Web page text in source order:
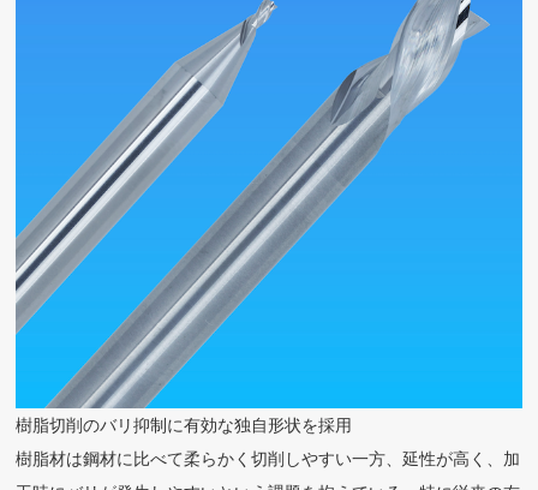
樹脂切削のバリ抑制に有効な独自形状を採用
樹脂材は鋼材に比べて柔らかく切削しやすい一方、延性が高く、加